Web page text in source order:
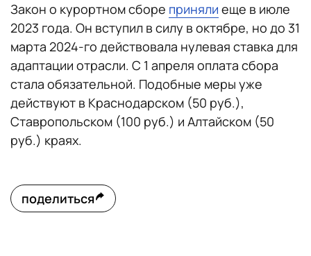
Закон о курортном сборе приняли еще в июле
2023 года. Он вступил в силу в октябре, но до 31
марта 2024-го действовала нулевая ставка для
адаптации отрасли. С 1 апреля оплата сбора
стала обязательной. Подобные меры уже
действуют в Краснодарском (50 руб.),
Ставропольском (100 руб.) и Алтайском (50
руб.) краях.
поделиться